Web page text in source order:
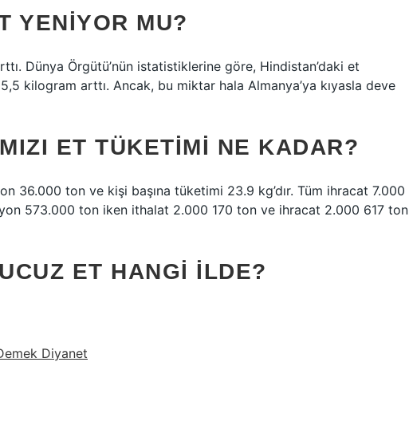
YENIYOR MU?
Dünya Örgütü’nün istatistiklerine göre, Hindistan’daki et
kilogram arttı. Ancak, bu miktar hala Almanya’ya kıyasla deve
ET TÜKETIMI NE KADAR?
36.000 ton ve kişi başına tüketimi 23.9 kg’dır. Tüm ihracat 7.000
573.000 ton iken ithalat 2.000 170 ton ve ihracat 2.000 617 ton
ET HANGI ILDE?
Diyanet